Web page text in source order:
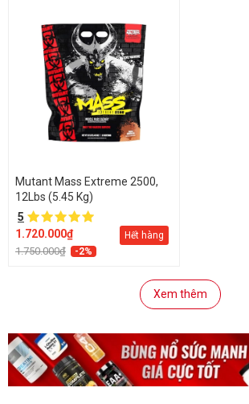
Mutant Mass Extreme 2500,
12Lbs (5.45 Kg)
5
1.720.000₫
1.750.000₫ -2%
Hết hàng
Xem thêm